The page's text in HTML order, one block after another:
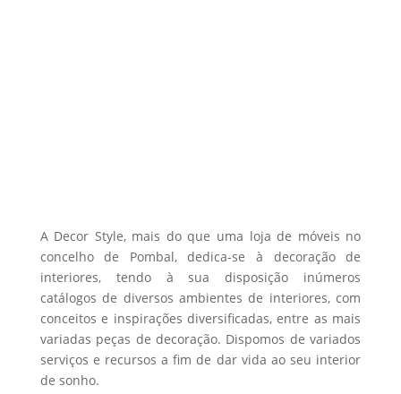
A Decor Style, mais do que uma loja de móveis no
concelho de Pombal, dedica-se à decoração de
interiores, tendo à sua disposição inúmeros
catálogos de diversos ambientes de interiores, com
conceitos e inspirações diversificadas, entre as mais
variadas peças de decoração. Dispomos de variados
serviços e recursos a fim de dar vida ao seu interior
de sonho.